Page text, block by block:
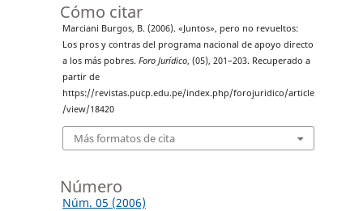
Cómo citar
Marciani Burgos, B. (2006). «Juntos», pero no revueltos:
Los pros y contras del programa nacional de apoyo directo
a los más pobres. Foro Jurídico, (05), 201–203. Recuperado a
partir de
https://revistas.pucp.edu.pe/index.php/forojuridico/article
/view/18420
Más formatos de cita
Número
Núm. 05 (2006)